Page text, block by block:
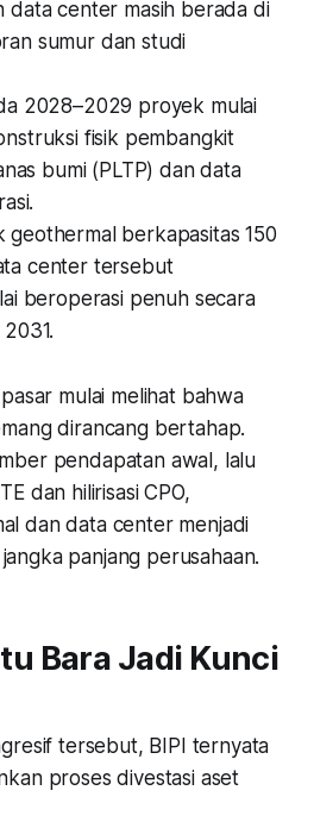
data center masih berada di
sumur dan studi
2028–2029 proyek mulai
fisik pembangkit
bumi (PLTP) dan data
berkapasitas 150
center tersebut
beroperasi penuh secara
mulai melihat bahwa
dirancang bertahap.
pendapatan awal, lalu
dan hilirisasi CPO,
dan data center menjadi
panjang perusahaan.
Bara Jadi Kunci
tersebut, BIPI ternyata
proses divestasi aset